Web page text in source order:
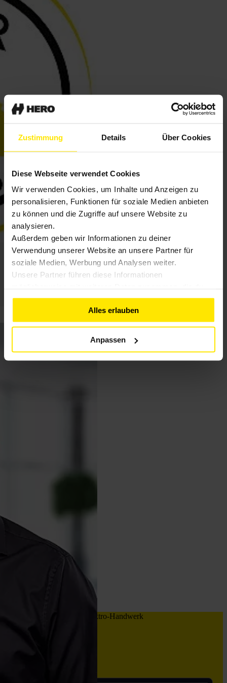
Zustimmung Details Über Cookies
Diese Webseite verwendet Cookies
Wir verwenden Cookies, um Inhalte und Anzeigen zu
personalisieren, Funktionen für soziale Medien anbieten
zu können und die Zugriffe auf unsere Website zu
analysieren.
Außerdem geben wir Informationen zu deiner
Verwendung unserer Website an unsere Partner für
soziale Medien, Werbung und Analysen weiter.
Unsere Partner führen diese Informationen
ihnen bereitgestellt hast oder die sie im Rahmen deiner
Nutzung der Dienste gesammelt haben. Weitere
Informationen findest du in unserer
Datenschutzerklärung
Alles erlauben
Anpassen
HERO Software für das Elektro-Handwerk